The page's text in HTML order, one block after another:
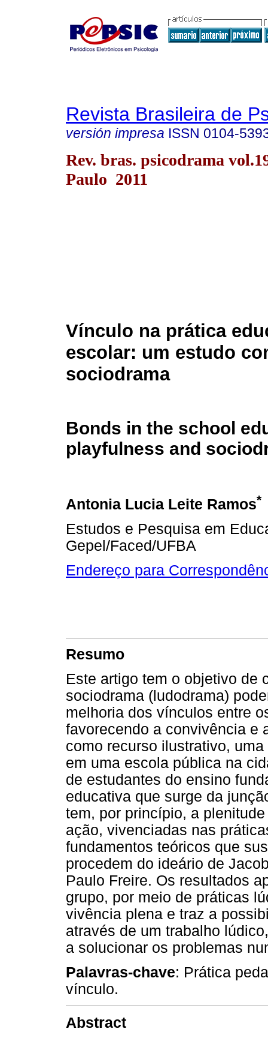
Revista Brasileira de
versión impresa ISSN 0104-
Rev. bras. psicodrama
Paulo 2011
Vínculo na prática
escolar: um estudo
sociodrama
Bonds in the school
playfulness and
Antonia Lucia Leite Ramos*
Estudos e Pesquisa em
Gepel/Faced/UFBA
Endereço para
Resumo
Este artigo tem o objetivo de
sociodrama (ludodrama)
melhoria dos vínculos entre
favorecendo a convivência e
como recurso ilustrativo,
em uma escola pública na
de estudantes do ensino
educativa que surge da
tem, por princípio, a
ação, vivenciadas nas
fundamentos teóricos que
procedem do ideário de
Paulo Freire. Os resultados
grupo, por meio de práticas
vivência plena e traz a
através de um trabalho
a solucionar os problemas
Palavras-chave: Prática
vínculo.
Abstract